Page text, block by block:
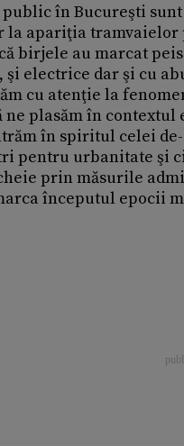
în Bucureşti
la apariţia tramvaielor
birjele au marcat
electrice dar şi cu
cu atenţie la
plasăm în contextul
în spiritul celei
pentru urbanitate şi
prin măsurile
începutul